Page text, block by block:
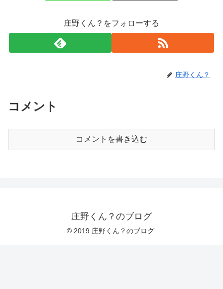
庄野くん？をフォローする
庄野くん？
コメント
コメントを書き込む
庄野くん？のブログ
© 2019 庄野くん？のブログ.